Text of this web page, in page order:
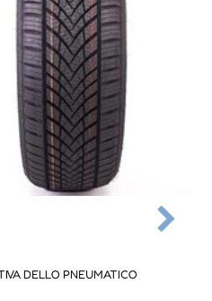
DELLO PNEUMATICO